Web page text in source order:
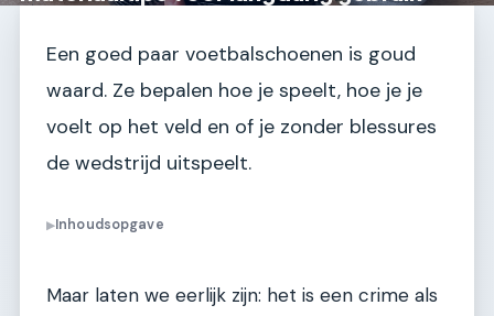
Een goed paar voetbalschoenen is goud
waard. Ze bepalen hoe je speelt, hoe je je
voelt op het veld en of je zonder blessures
de wedstrijd uitspeelt.
▶Inhoudsopgave
Maar laten we eerlijk zijn: het is een crime als